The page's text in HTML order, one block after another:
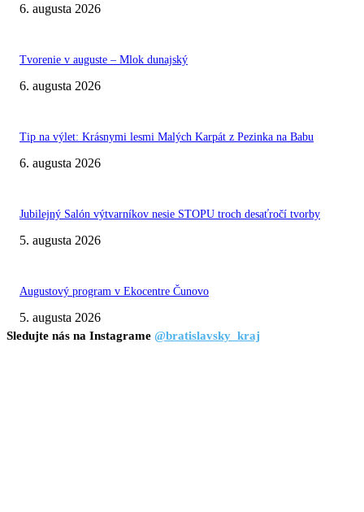
6. augusta 2026
Tvorenie v auguste – Mlok dunajský
6. augusta 2026
Tip na výlet: Krásnymi lesmi Malých Karpát z Pezinka na Babu
6. augusta 2026
Jubilejný Salón výtvarníkov nesie STOPU troch desaťročí tvorby
5. augusta 2026
Augustový program v Ekocentre Čunovo
5. augusta 2026
Sledujte nás na Instagrame @bratislavsky_kraj